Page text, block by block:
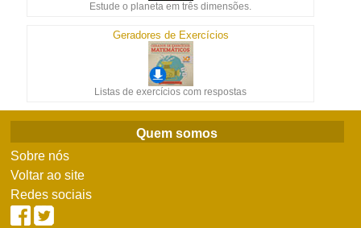
Estude o planeta em três dimensões.
Geradores de Exercícios
Listas de exercícios com respostas
Quem somos
Sobre nós
Voltar ao site
Redes sociais